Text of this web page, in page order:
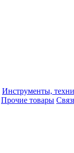
Инструменты,
Прочие товары